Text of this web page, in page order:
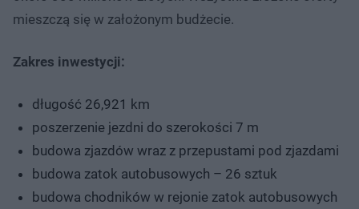
mieszczą się w założonym budżecie.
Zakres inwestycji:
długość 26,921 km
poszerzenie jezdni do szerokości 7 m
budowa zjazdów wraz z przepustami pod zjazdami
budowa zatok autobusowych – 26 sztuk
budowa chodników w rejonie zatok autobusowych